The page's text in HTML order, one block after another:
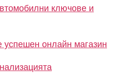
ключове и
успешен онлайн магазин